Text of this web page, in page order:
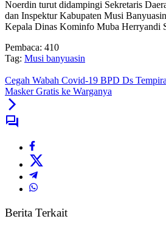
Noerdin turut didampingi Sekretaris
dan Inspektur Kabupaten Musi
Kepala Dinas Kominfo Muba Herryandi
Pembaca: 410
Tag: Musi banyuasin
Cegah Wabah Covid-19 BPD Ds
Masker Gratis ke Warganya
Berita Terkait